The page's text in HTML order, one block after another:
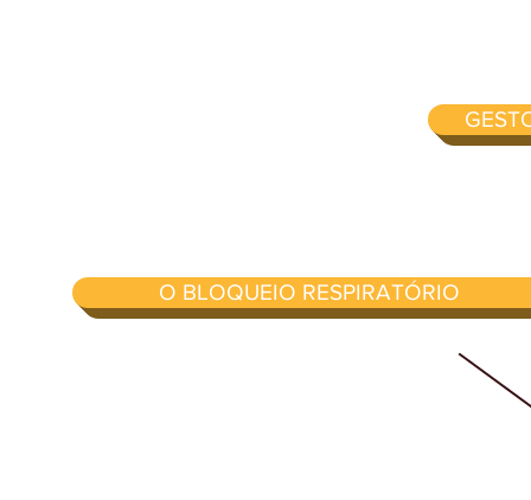
O BLOQUEIO RESPIRATÓRIO